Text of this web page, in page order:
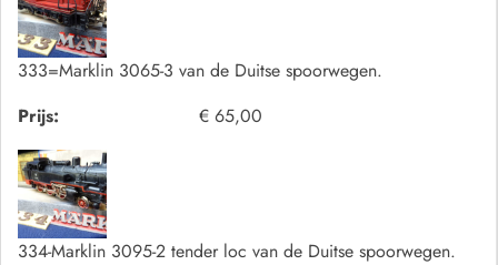
333=Marklin 3065-3 van de Duitse spoorwegen.
Prijs:
€ 65,00
334-Marklin 3095-2 tender loc van de Duitse spoorwegen.